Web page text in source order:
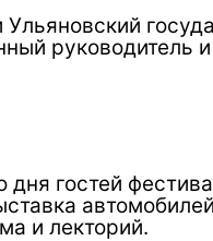
руководитель
дня гостей
и лекторий.